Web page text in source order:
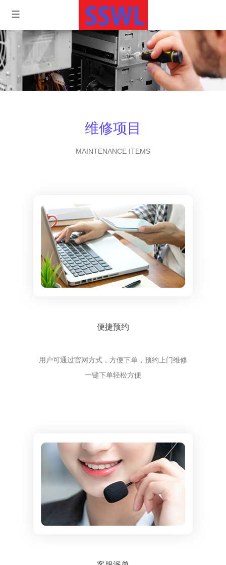
维修项目
MAINTENANCE ITEMS
便捷预约
用户可通过官网方式，方便下单，预约上门维修
一键下单轻松方便